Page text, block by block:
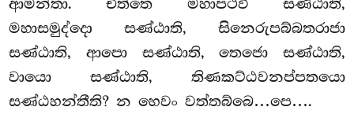
ආමන්තා. චිත්තෙ මහාපථවී සණ්ඨාති,
මහාසමුද්දො සණ්ඨාති, සිනෙරුපබ්බතරාජා
සණ්ඨාති, ආපො සණ්ඨාති, තෙජො සණ්ඨාති,
වායො සණ්ඨාති, තිණකට්ඨවනප්පතයො
සණ්ඨහන්තීති? න හෙවං වත්තබ්බෙ…පෙ….